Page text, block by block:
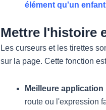
élément qu'un
Mettre l'histoire
Les curseurs et les tirettes
sur la page. Cette fonction
Meilleure application
route ou l'expression